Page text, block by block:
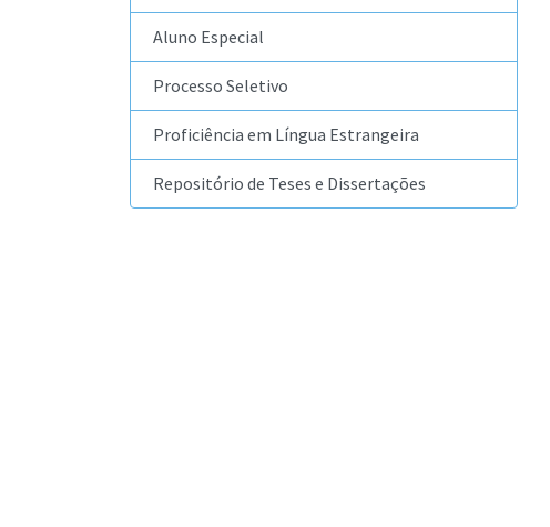
Aluno Especial
Processo Seletivo
Proficiência em Língua Estrangeira
Repositório de Teses e Dissertações